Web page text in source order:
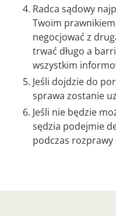
Radca sądowy
Twoim
negocjować z
trwać długo a
wszystkim
Jeśli dojdzie do
sprawa zostanie
Jeśli nie będzie
sędzia podejmie
podczas rozprawy